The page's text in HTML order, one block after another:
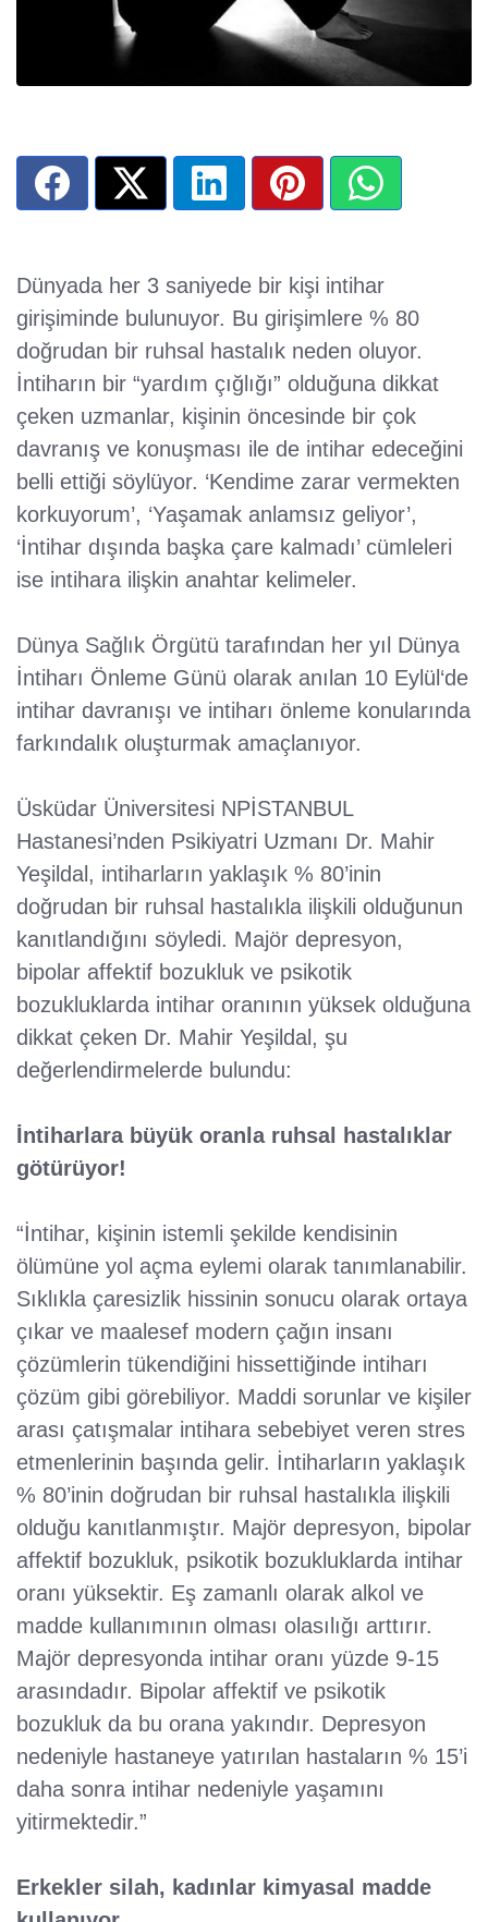
Dünyada her 3 saniyede bir kişi intihar
girişiminde bulunuyor. Bu girişimlere % 80
doğrudan bir ruhsal hastalık neden oluyor.
İntiharın bir “yardım çığlığı” olduğuna dikkat
çeken uzmanlar, kişinin öncesinde bir çok
davranış ve konuşması ile de intihar edeceğini
belli ettiği söylüyor. ‘Kendime zarar vermekten
korkuyorum’, ‘Yaşamak anlamsız geliyor’,
‘İntihar dışında başka çare kalmadı’ cümleleri
ise intihara ilişkin anahtar kelimeler.
Dünya Sağlık Örgütü tarafından her yıl Dünya
İntiharı Önleme Günü olarak anılan 10 Eylül‘de
intihar davranışı ve intiharı önleme konularında
farkındalık oluşturmak amaçlanıyor.
Üsküdar Üniversitesi NPİSTANBUL
Hastanesi’nden Psikiyatri Uzmanı Dr. Mahir
Yeşildal, intiharların yaklaşık % 80’inin
doğrudan bir ruhsal hastalıkla ilişkili olduğunun
kanıtlandığını söyledi. Majör depresyon,
bipolar affektif bozukluk ve psikotik
bozukluklarda intihar oranının yüksek olduğuna
dikkat çeken Dr. Mahir Yeşildal, şu
değerlendirmelerde bulundu:
İntiharlara büyük oranla ruhsal hastalıklar
götürüyor!
“İntihar, kişinin istemli şekilde kendisinin
ölümüne yol açma eylemi olarak tanımlanabilir.
Sıklıkla çaresizlik hissinin sonucu olarak ortaya
çıkar ve maalesef modern çağın insanı
çözümlerin tükendiğini hissettiğinde intiharı
çözüm gibi görebiliyor. Maddi sorunlar ve kişiler
arası çatışmalar intihara sebebiyet veren stres
etmenlerinin başında gelir. İntiharların yaklaşık
% 80’inin doğrudan bir ruhsal hastalıkla ilişkili
olduğu kanıtlanmıştır. Majör depresyon, bipolar
affektif bozukluk, psikotik bozukluklarda intihar
oranı yüksektir. Eş zamanlı olarak alkol ve
madde kullanımının olması olasılığı arttırır.
Majör depresyonda intihar oranı yüzde 9-15
arasındadır. Bipolar affektif ve psikotik
bozukluk da bu orana yakındır. Depresyon
nedeniyle hastaneye yatırılan hastaların % 15’i
daha sonra intihar nedeniyle yaşamını
yitirmektedir.”
Erkekler silah, kadınlar kimyasal madde